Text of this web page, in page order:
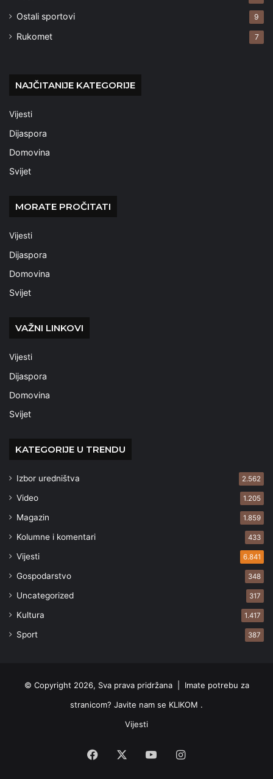
Ostali sportovi 9
Rukomet 7
NAJČITANIJE KATEGORIJE
Vijesti
Dijaspora
Domovina
Svijet
MORATE PROČITATI
Vijesti
Dijaspora
Domovina
Svijet
VAŽNI LINKOVI
Vijesti
Dijaspora
Domovina
Svijet
KATEGORIJE U TRENDU
Izbor uredništva 2.562
Video 1.205
Magazin 1.859
Kolumne i komentari 433
Vijesti 6.841
Gospodarstvo 348
Uncategorized 317
Kultura 1.417
Sport 387
© Copyright 2026, Sva prava pridržana | Imate potrebu za
stranicom? Javite nam se KLIKOM .
Vijesti
Facebook YouTubeInstagram